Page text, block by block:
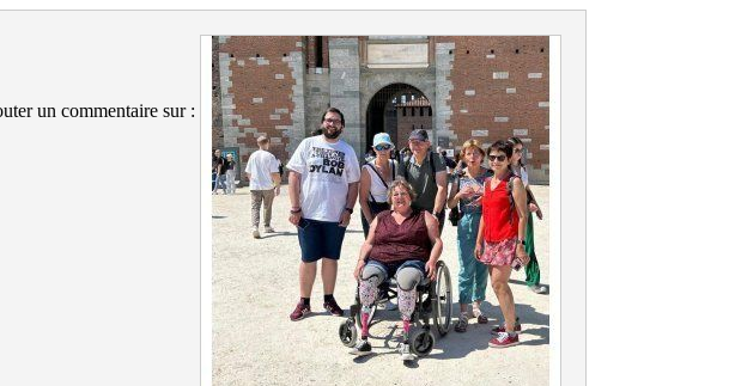
un commentaire sur :